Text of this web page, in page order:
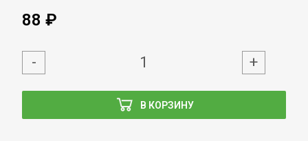
88 ₽
В КОРЗИНУ
- +